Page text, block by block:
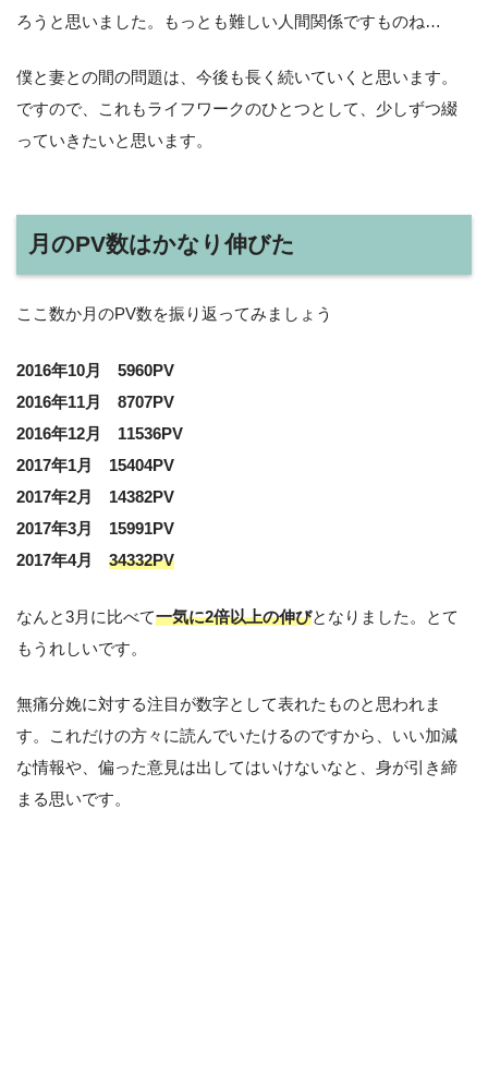
ろうと思いました。もっとも難しい人間関係ですものね…
僕と妻との間の問題は、今後も長く続いていくと思います。
ですので、これもライフワークのひとつとして、少しずつ綴
っていきたいと思います。
月のPV数はかなり伸びた
ここ数か月のPV数を振り返ってみましょう
2016年10月 5960PV
2016年11月 8707PV
2016年12月 11536PV
2017年1月 15404PV
2017年2月 14382PV
2017年3月 15991PV
2017年4月 34332PV
なんと3月に比べて一気に2倍以上の伸びとなりました。とて
もうれしいです。
無痛分娩に対する注目が数字として表れたものと思われま
す。これだけの方々に読んでいたけるのですから、いい加減
な情報や、偏った意見は出してはいけないなと、身が引き締
まる思いです。